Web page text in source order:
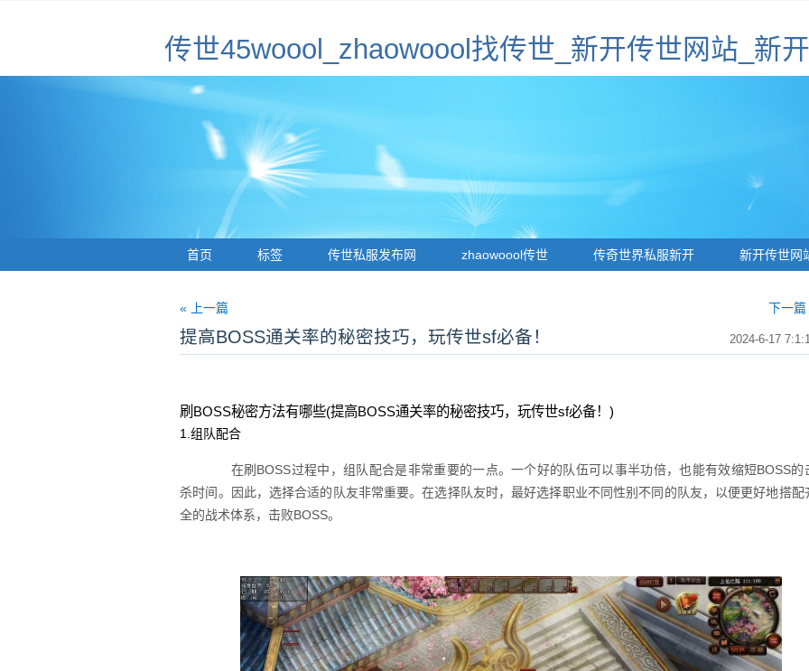
传世45woool_zhaowoool找传世_新开传世网站_新
首页 标签 传世私服发布网 zhaowoool传世 传奇世界私服新开 新开传世网
« 上一篇 下一篇
2024-6-17
提高BOSS通关率的秘密技巧，玩传世sf必备！
刷BOSS秘密方法有哪些(提高BOSS通关率的秘密技巧，玩传世sf必备！)
1.组队配合
在刷BOSS过程中，组队配合是非常重要的一点。一个好的队伍可以事半功倍，也能有效缩短BOSS的
杀时间。因此，选择合适的队友非常重要。在选择队友时，最好选择职业不同性别不同的队友，以便更好地搭配
全的战术体系，击败BOSS。